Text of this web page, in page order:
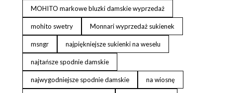
MOHITO markowe bluzki damskie wyprzedaż
mohito swetry Monnari wyprzedaż sukienek
msngr najpiękniejsze sukienki na weselu
najtańsze spodnie damskie
najwygodniejsze spodnie damskie na wiosnę